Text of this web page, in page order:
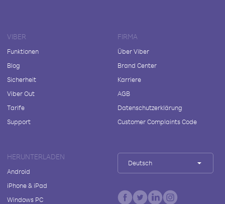
VIBER
Funktionen
Blog
Sicherheit
Viber Out
Tarife
Support
FIRMA
Über Viber
Brand Center
Karriere
AGB
Datenschutzerklärung
Customer Complaints Code
HERUNTERLADEN
Android
iPhone & iPad
Windows PC
Deutsch